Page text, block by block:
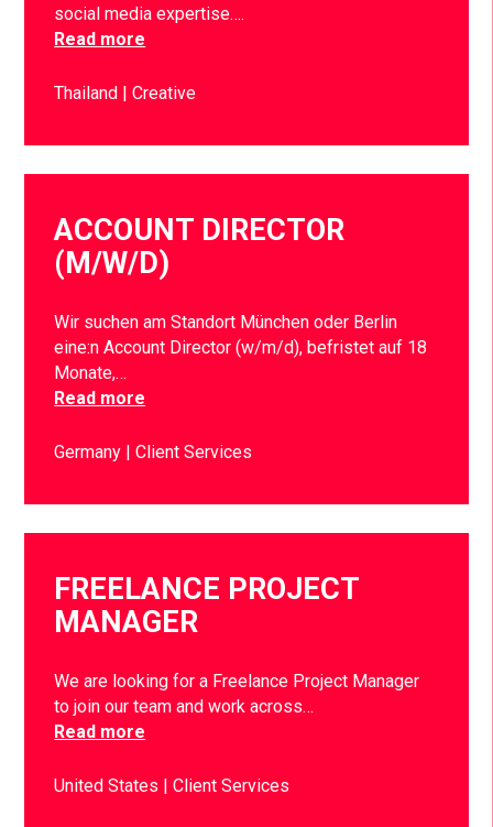
social media expertise….
Read more
Thailand Creative
ACCOUNT DIRECTOR
(M/W/D)
Wir suchen am Standort München oder Berlin
eine:n Account Director (w/m/d), befristet auf 18
Monate,…
Read more
Germany Client Services
FREELANCE PROJECT
MANAGER
We are looking for a Freelance Project Manager
to join our team and work across…
Read more
United States Client Services